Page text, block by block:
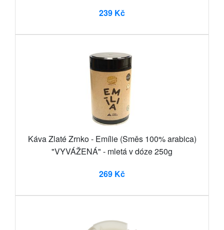
239 Kč
Káva Zlaté Zrnko - Emílie (Směs 100% arabica)
"VYVÁŽENÁ" - mletá v dóze 250g
269 Kč